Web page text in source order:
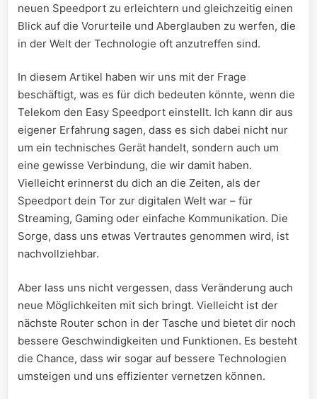
neuen Speedport zu erleichtern und gleichzeitig einen
Blick auf ‌die Vorurteile und Aberglauben zu werfen, die
in der Welt der Technologie⁣ oft anzutreffen sind.
In ‍diesem Artikel haben wir uns mit der⁢ Frage
beschäftigt, was es​ für dich bedeuten könnte, wenn die
Telekom den Easy Speedport einstellt. Ich kann dir aus
eigener Erfahrung ⁢sagen, dass es sich dabei nicht nur
um ein technisches Gerät handelt, ‌sondern auch ‍um
eine gewisse Verbindung, die wir damit haben.
Vielleicht ‍erinnerst⁣ du dich an die ⁢Zeiten, als der
Speedport⁤ dein Tor zur digitalen Welt war – für
Streaming, Gaming oder einfache Kommunikation. Die
Sorge, dass uns etwas Vertrautes genommen wird, ist
nachvollziehbar. ​
Aber lass uns nicht vergessen, dass Veränderung auch
neue​ Möglichkeiten mit sich bringt. Vielleicht ist der
nächste Router ‌schon in der Tasche‍ und bietet dir noch
bessere Geschwindigkeiten und Funktionen. Es besteht
die Chance, dass wir sogar auf bessere Technologien
umsteigen und uns effizienter vernetzen können.